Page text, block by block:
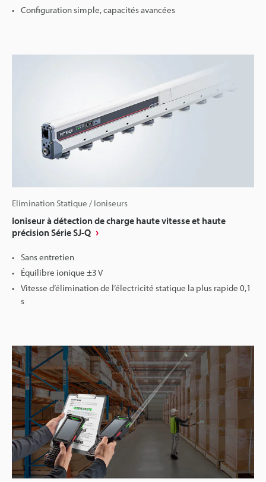
Configuration simple, capacités avancées
Elimination Statique / Ioniseurs
Ioniseur à détection de charge haute vitesse et haute
précision Série SJ-Q
Sans entretien
Équilibre ionique ±3 V
Vitesse d’élimination de l’électricité statique la plus rapide 0,1
s